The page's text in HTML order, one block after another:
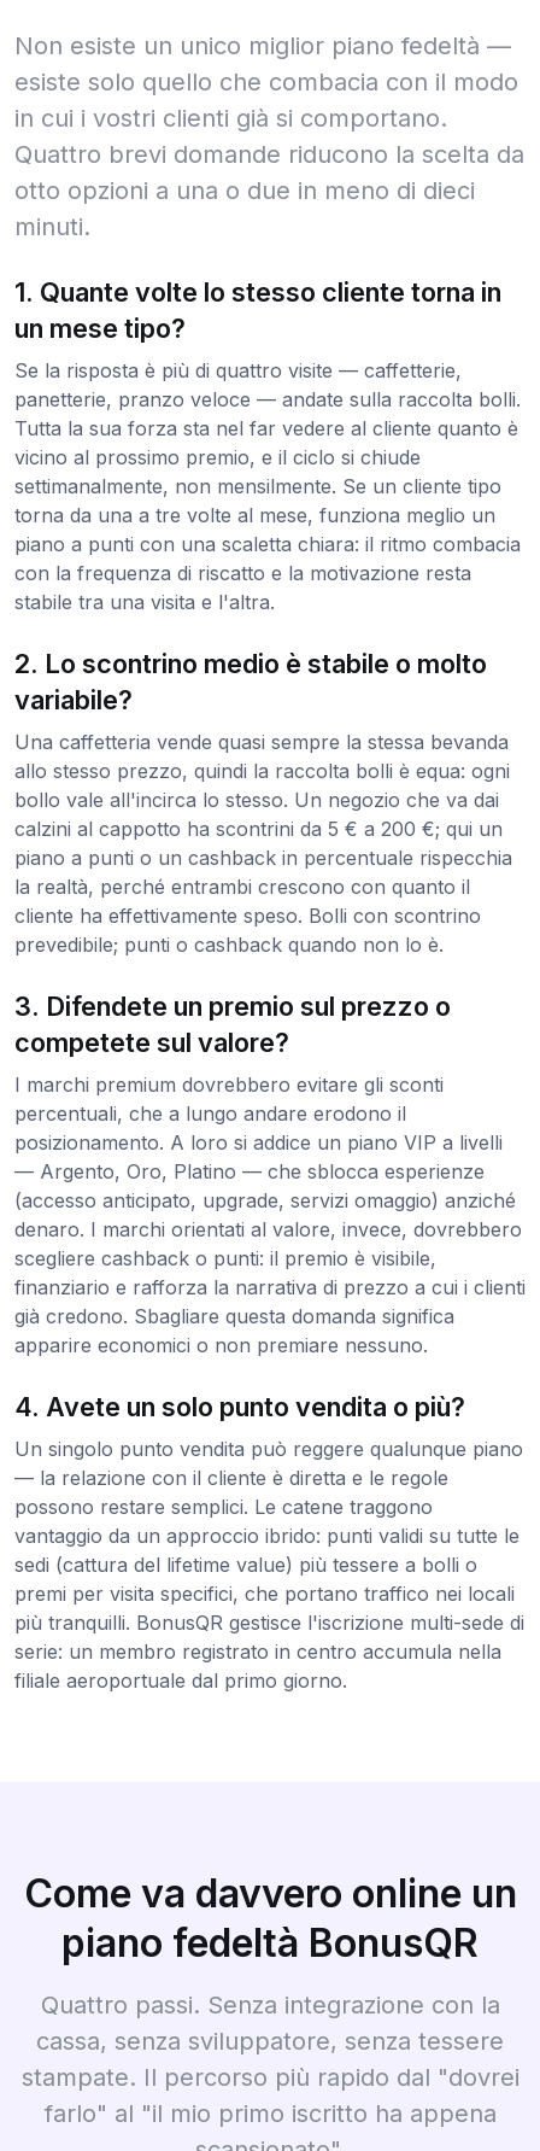
Non esiste un unico miglior piano fedeltà —
esiste solo quello che combacia con il modo
in cui i vostri clienti già si comportano.
Quattro brevi domande riducono la scelta da
otto opzioni a una o due in meno di dieci
minuti.
1. Quante volte lo stesso cliente torna in
un mese tipo?
Se la risposta è più di quattro visite — caffetterie,
panetterie, pranzo veloce — andate sulla raccolta bolli.
Tutta la sua forza sta nel far vedere al cliente quanto è
vicino al prossimo premio, e il ciclo si chiude
settimanalmente, non mensilmente. Se un cliente tipo
torna da una a tre volte al mese, funziona meglio un
piano a punti con una scaletta chiara: il ritmo combacia
con la frequenza di riscatto e la motivazione resta
stabile tra una visita e l'altra.
2. Lo scontrino medio è stabile o molto
variabile?
Una caffetteria vende quasi sempre la stessa bevanda
allo stesso prezzo, quindi la raccolta bolli è equa: ogni
bollo vale all'incirca lo stesso. Un negozio che va dai
calzini al cappotto ha scontrini da 5 € a 200 €; qui un
piano a punti o un cashback in percentuale rispecchia
la realtà, perché entrambi crescono con quanto il
cliente ha effettivamente speso. Bolli con scontrino
prevedibile; punti o cashback quando non lo è.
3. Difendete un premio sul prezzo o
competete sul valore?
I marchi premium dovrebbero evitare gli sconti
percentuali, che a lungo andare erodono il
posizionamento. A loro si addice un piano VIP a livelli
— Argento, Oro, Platino — che sblocca esperienze
(accesso anticipato, upgrade, servizi omaggio) anziché
denaro. I marchi orientati al valore, invece, dovrebbero
scegliere cashback o punti: il premio è visibile,
finanziario e rafforza la narrativa di prezzo a cui i clienti
già credono. Sbagliare questa domanda significa
apparire economici o non premiare nessuno.
4. Avete un solo punto vendita o più?
Un singolo punto vendita può reggere qualunque piano
— la relazione con il cliente è diretta e le regole
possono restare semplici. Le catene traggono
vantaggio da un approccio ibrido: punti validi su tutte le
sedi (cattura del lifetime value) più tessere a bolli o
premi per visita specifici, che portano traffico nei locali
più tranquilli. BonusQR gestisce l'iscrizione multi-sede di
serie: un membro registrato in centro accumula nella
filiale aeroportuale dal primo giorno.
Come va davvero online un
piano fedeltà BonusQR
Quattro passi. Senza integrazione con la
cassa, senza sviluppatore, senza tessere
stampate. Il percorso più rapido dal "dovrei
farlo" al "il mio primo iscritto ha appena